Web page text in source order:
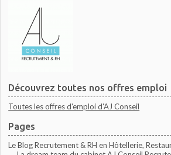
Découvrez toutes nos offres emploi
Toutes les offres d'emploi d'AJ Conseil
Pages
Le Blog Recrutement & RH en Hôtellerie,